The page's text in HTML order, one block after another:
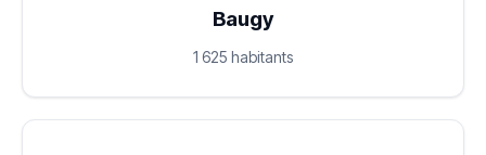
Baugy
1 625 habitants